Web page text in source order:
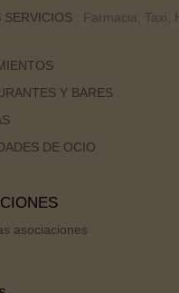
SERVICIOS: Farmacia, Taxi,
Y BARES
DE OCIO
asociaciones